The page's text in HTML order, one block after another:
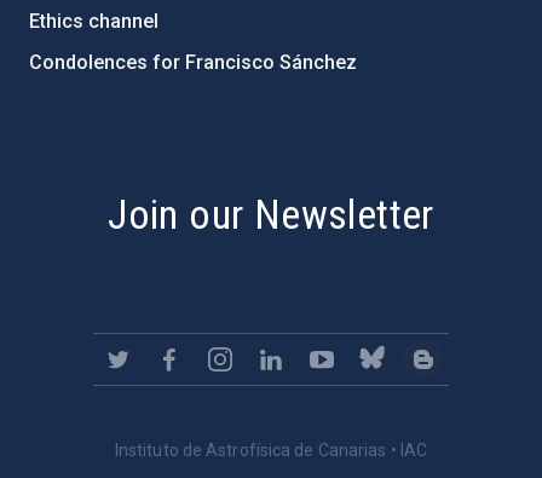
Ethics channel
Condolences for Francisco Sánchez
Join our Newsletter
Instituto de Astrofísica de Canarias • IAC